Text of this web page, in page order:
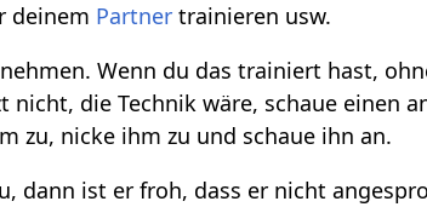
deinem Partner trainieren usw.
Wenn du das trainiert hast,
die Technik wäre, schaue einen
zu, nicke ihm zu und schaue ihn an.
dann ist er froh, dass er nicht